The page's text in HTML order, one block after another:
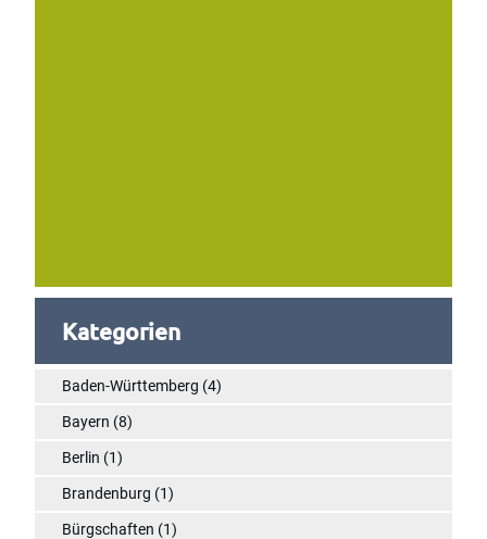
Kategorien
Baden-Württemberg (4)
Bayern (8)
Berlin (1)
Brandenburg (1)
Bürgschaften (1)